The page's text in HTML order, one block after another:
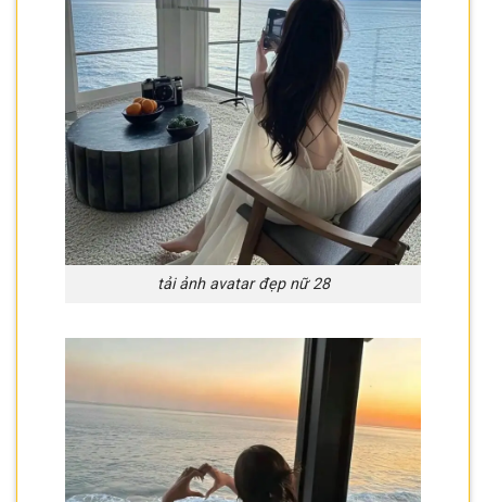
tải ảnh avatar đẹp nữ 28